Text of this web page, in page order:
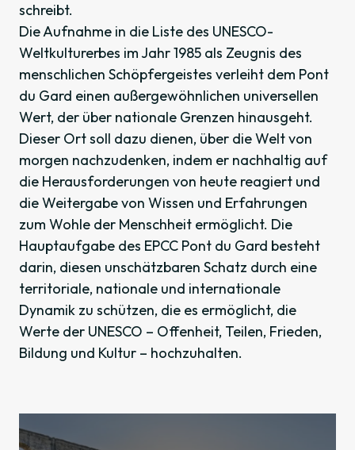
schreibt.
Die Aufnahme in die Liste des UNESCO-
Weltkulturerbes im Jahr 1985 als Zeugnis des
menschlichen Schöpfergeistes verleiht dem Pont
du Gard einen außergewöhnlichen universellen
Wert, der über nationale Grenzen hinausgeht.
Dieser Ort soll dazu dienen, über die Welt von
morgen nachzudenken, indem er nachhaltig auf
die Herausforderungen von heute reagiert und
die Weitergabe von Wissen und Erfahrungen
zum Wohle der Menschheit ermöglicht. Die
Hauptaufgabe des EPCC Pont du Gard besteht
darin, diesen unschätzbaren Schatz durch eine
territoriale, nationale und internationale
Dynamik zu schützen, die es ermöglicht, die
Werte der UNESCO – Offenheit, Teilen, Frieden,
Bildung und Kultur – hochzuhalten.